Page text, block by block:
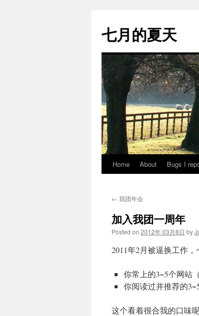
content
七月的夏天
Home About Bugs I
← 我团年会
加入我团一周年
Posted on 2012年 03月8日 by
2011年2月被逼换工作
你常上的3~5个网站
你阅读过并推荐的
这个看着很合我的口味